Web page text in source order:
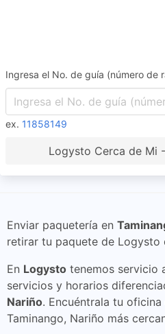
Ingresa el No. de guía (número de
ex. 11858149
Logysto Cerca de Mi
Enviar paquetería en
retirar tu paquete de Logysto
En Logysto tenemos servicio
servicios y horarios
Nariño. Encuéntrala tu
Taminango, Nariño más